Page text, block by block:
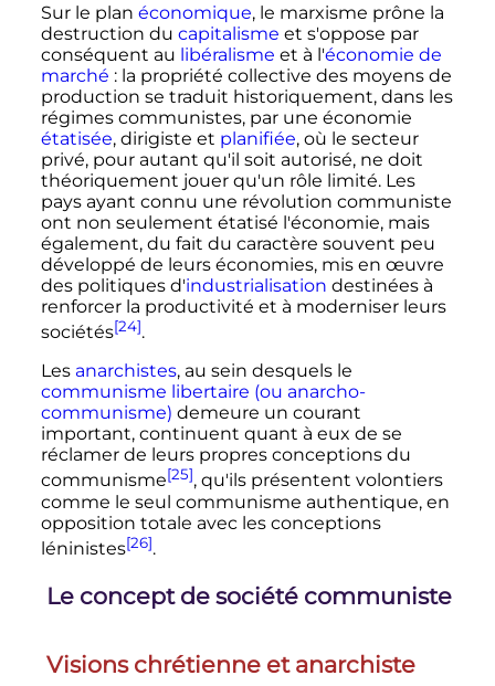
Sur le plan économique, le marxisme prône la
destruction du capitalisme et s'oppose par
conséquent au libéralisme et à l'économie de
marché : la propriété collective des moyens de
production se traduit historiquement, dans les
régimes communistes, par une économie
étatisée, dirigiste et planifiée, où le secteur
privé, pour autant qu'il soit autorisé, ne doit
théoriquement jouer qu'un rôle limité. Les
pays ayant connu une révolution communiste
ont non seulement étatisé l'économie, mais
également, du fait du caractère souvent peu
développé de leurs économies, mis en œuvre
des politiques d'industrialisation destinées à
renforcer la productivité et à moderniser leurs
sociétés[24].
Les anarchistes, au sein desquels le
communisme libertaire (ou anarcho-
communisme) demeure un courant
important, continuent quant à eux de se
réclamer de leurs propres conceptions du
communisme[25], qu'ils présentent volontiers
comme le seul communisme authentique, en
opposition totale avec les conceptions
léninistes[26].
Le concept de société communiste
Visions chrétienne et anarchiste